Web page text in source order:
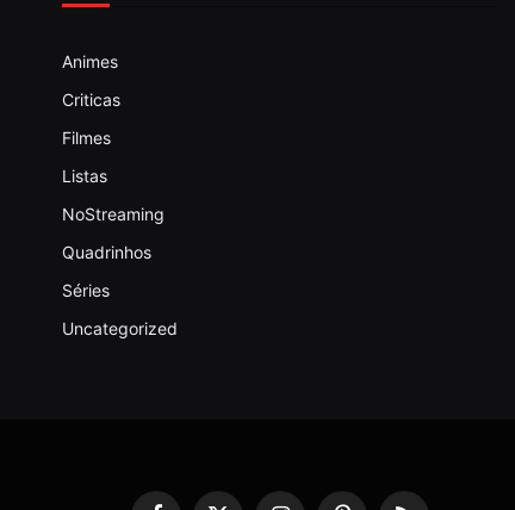
Animes
Criticas
Filmes
Listas
NoStreaming
Quadrinhos
Séries
Uncategorized